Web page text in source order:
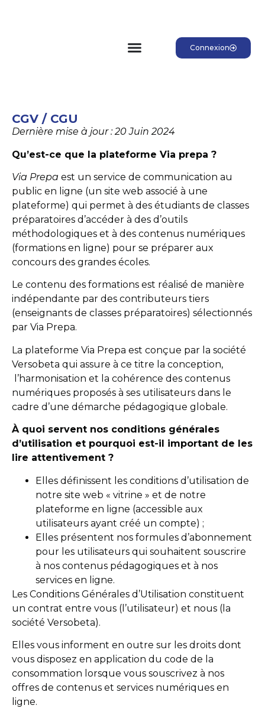
Connexion
CGV / CGU
Dernière mise à jour : 20 Juin 2024
Qu’est-ce que la plateforme Via prepa ?
Via Prepa est un service de communication au
public en ligne (un site web associé à une
plateforme) qui permet à des étudiants de classes
préparatoires d’accéder à des d’outils
méthodologiques et à des contenus numériques
(formations en ligne) pour se préparer aux
concours des grandes écoles.
Le contenu des formations est réalisé de manière
indépendante par des contributeurs tiers
(enseignants de classes préparatoires) sélectionnés
par Via Prepa.
La plateforme Via Prepa est conçue par la société
Versobeta qui assure à ce titre la conception,
l’harmonisation et la cohérence des contenus
numériques proposés à ses utilisateurs dans le
cadre d’une démarche pédagogique globale.
À quoi servent nos conditions générales
d’utilisation et pourquoi est-il important de les
lire attentivement ?
Elles définissent les conditions d’utilisation de
notre site web « vitrine » et de notre
plateforme en ligne (accessible aux
utilisateurs ayant créé un compte) ;
Elles présentent nos formules d’abonnement
pour les utilisateurs qui souhaitent souscrire
à nos contenus pédagogiques et à nos
services en ligne.
Les Conditions Générales d’Utilisation constituent
un contrat entre vous (l’utilisateur) et nous (la
société Versobeta).
Elles vous informent en outre sur les droits dont
vous disposez en application du code de la
consommation lorsque vous souscrivez à nos
offres de contenus et services numériques en
ligne.